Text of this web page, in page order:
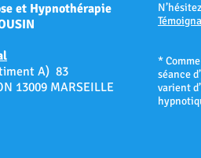
et Hypnothérapie
A) 83
13009 MARSEILLE
*
séance
varient